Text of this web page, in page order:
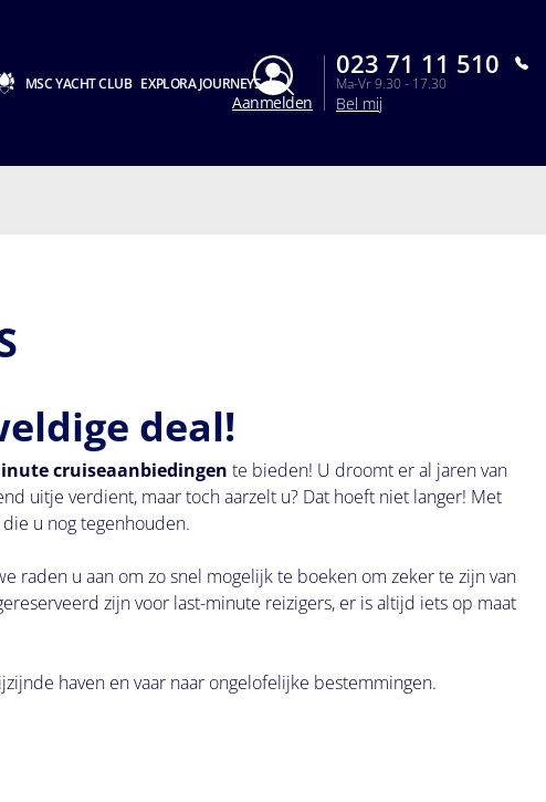
MSC YACHT CLUB EXPLORA JOURNEYS
Aanmelden
023 71 11 510
Ma-Vr 9.30 - 17.30
Bel mij
deal!
cruiseaanbiedingen te bieden! U droomt er al jaren van
uitje verdient, maar toch aarzelt u? Dat hoeft niet langer! Met
u nog tegenhouden.
raden u aan om zo snel mogelijk te boeken om zeker te zijn van
zijn voor last-minute reizigers, er is altijd iets op maat
haven en vaar naar ongelofelijke bestemmingen.